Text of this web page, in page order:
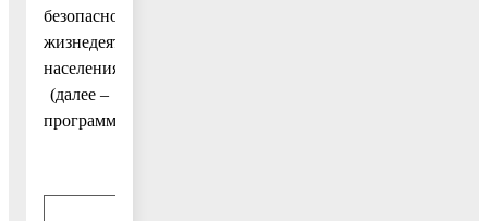
безопасности
жизнедеятельности
населения»
(далее –
программа)